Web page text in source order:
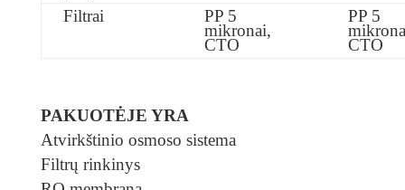
Filtrai PP 5
mikronai,
CTO
PP 5
CTO
PAKUOTĖJE YRA
Atvirkštinio osmoso sistema
Filtrų rinkinys